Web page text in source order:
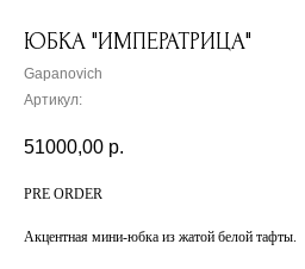
ЮБКА "ИМПЕРАТРИЦА"
Gapanovich
Артикул:
51000,00 р.
PRE ORDER
Акцентная мини-юбка из жатой белой тафты.